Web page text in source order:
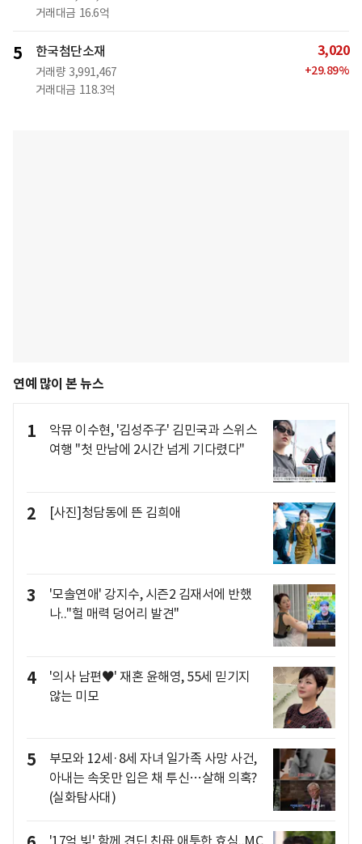
거래대금 16.6억
5 한국첨단소재
거래량 3,991,467
거래대금 118.3억
3,020
+29.89%
연예 많이 본 뉴스
1
악뮤 이수현, '김성주子' 김민국과 스위스
여행 "첫 만남에 2시간 넘게 기다렸다"
2 [사진]청담동에 뜬 김희애
3
'모솔연애' 강지수, 시즌2 김재서에 반했
나.."헐 매력 덩어리 발견"
4
'의사 남편♥' 재혼 윤해영, 55세 믿기지
않는 미모
5
부모와 12세·8세 자녀 일가족 사망 사건,
아내는 속옷만 입은 채 투신…살해 의혹?
(실화탐사대)